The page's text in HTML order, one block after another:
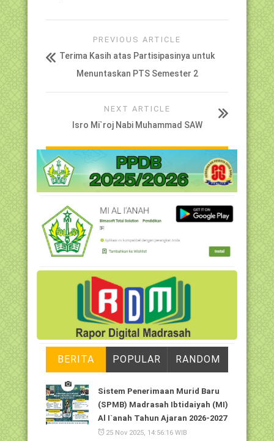
PREVIOUS ARTICLE
Terima Kasih atas Partisipasinya untuk
Menuntaskan PTS Semester 2
NEXT ARTICLE
Isro Mi`roj Nabi Muhammad SAW
BERITA POPULAR RANDOM
Sistem Penerimaan Murid Baru
(SPMB) Madrasah Ibtidaiyah (MI)
Al I`anah Tahun Ajaran 2026-2027
25 Nov 2025, 14:56:16 WIB